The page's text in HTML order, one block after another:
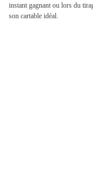
instant gagnant ou lors du
son cartable idéal.